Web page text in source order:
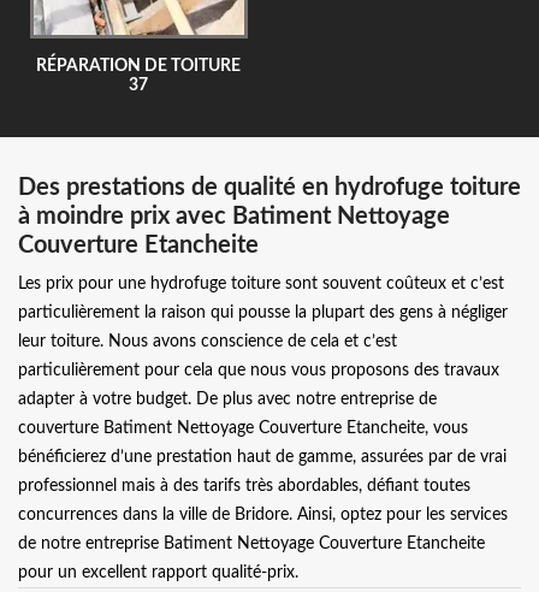
RÉPARATION DE TOITURE
37
Des prestations de qualité en hydrofuge toiture
à moindre prix avec Batiment Nettoyage
Couverture Etancheite
Les prix pour une hydrofuge toiture sont souvent coûteux et c’est
particulièrement la raison qui pousse la plupart des gens à négliger
leur toiture. Nous avons conscience de cela et c’est
particulièrement pour cela que nous vous proposons des travaux
adapter à votre budget. De plus avec notre entreprise de
couverture Batiment Nettoyage Couverture Etancheite, vous
bénéficierez d’une prestation haut de gamme, assurées par de vrai
professionnel mais à des tarifs très abordables, défiant toutes
concurrences dans la ville de Bridore. Ainsi, optez pour les services
de notre entreprise Batiment Nettoyage Couverture Etancheite
pour un excellent rapport qualité-prix.